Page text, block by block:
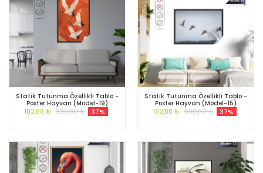
Statik Tutunma Özellikli Tablo -
Poster Hayvan (Model-19)
182,88 ₺ 289,80 ₺ 37%
Statik Tutunma Özellikli Tablo -
Poster Hayvan (Model-15)
182,88 ₺ 289,80 ₺ 37%